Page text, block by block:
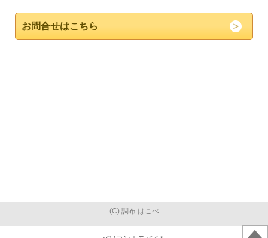
お問合せはこちら
(C) 調布 はこべ